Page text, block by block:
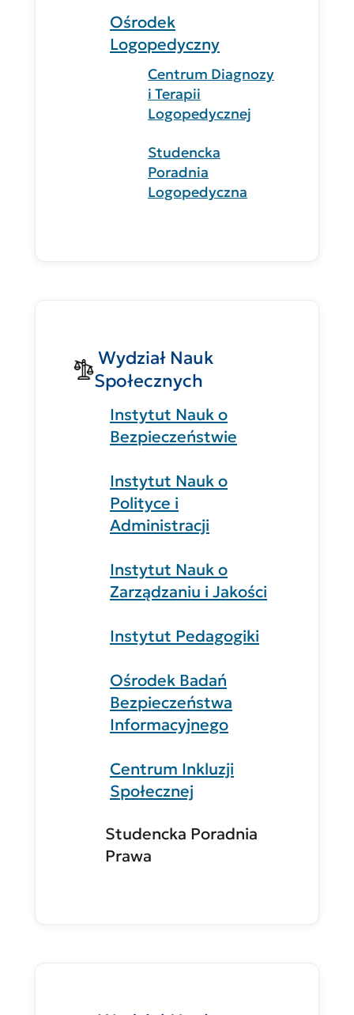
Ośrodek
Logopedyczny
Centrum Diagnozy
i Terapii
Logopedycznej
Studencka
Poradnia
Logopedyczna
Wydział Nauk
Społecznych
Instytut Nauk o
Bezpieczeństwie
Instytut Nauk o
Polityce i
Administracji
Instytut Nauk o
Zarządzaniu i Jakości
Instytut Pedagogiki
Ośrodek Badań
Bezpieczeństwa
Informacyjnego
Centrum Inkluzji
Społecznej
Studencka Poradnia
Prawa